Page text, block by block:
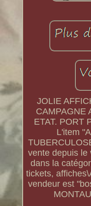
JOLIE
CAMPAGNE
ETAT. PORT
L'item
vente depuis le
dans la
tickets,
vendeur est